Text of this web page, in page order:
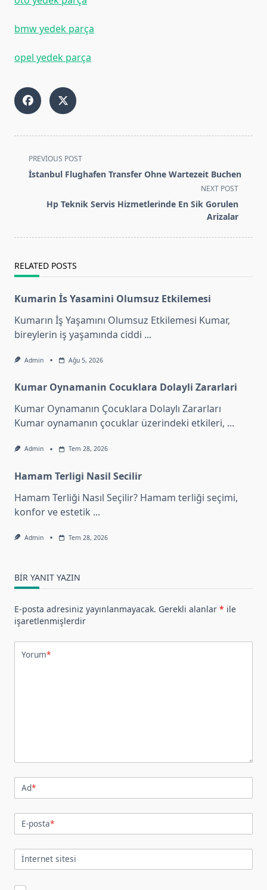
bmw yedek parça
opel yedek parça
<span
class="nav-
PREVIOUS POST
İstanbul Flughafen Transfer Ohne Wartezeit Buchen
NEXT POST
Hp Teknik Servis Hizmetlerinde En Sik Gorulen
Arizalar
RELATED POSTS
Kumarin İs Yasamini Olumsuz Etkilemesi
Kumarın İş Yaşamını Olumsuz Etkilemesi Kumar,
bireylerin iş yaşamında ciddi ...
Admin Ağu 5, 2026
Kumar Oynamanin Cocuklara Dolayli Zararlari
Kumar Oynamanın Çocuklara Dolaylı Zararları
Kumar oynamanın çocuklar üzerindeki etkileri, ...
Admin Tem 28, 2026
Hamam Terligi Nasil Secilir
Hamam Terliği Nasıl Seçilir? Hamam terliği seçimi,
konfor ve estetik ...
Admin Tem 28, 2026
BIR YANIT YAZIN
E-posta adresiniz yayınlanmayacak. Gerekli alanlar * ile
işaretlenmişlerdir
Yorum*
Ad*
E-posta*
İnternet sitesi